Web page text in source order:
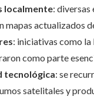
localmente: diversas
mapas actualizados
: iniciativas como la
como parte
tecnológica: se
satelitales y